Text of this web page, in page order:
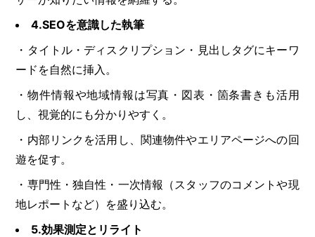
4.SEOを意識した執筆
・タイトル・ディスクリプション・見出しタグにキーワ
ードを自然に挿入。
・物件情報や地域情報は写真・図表・箇条書きも活用
し、視覚的にも分かりやすく。
・内部リンクを活用し、関連物件やエリアページへの回
遊を促す。
・専門性・独自性・一次情報（スタッフのコメントや現
地レポートなど）を盛り込む。
5.効果測定とリライト